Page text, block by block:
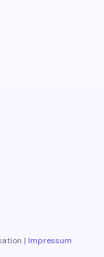
| Impressum